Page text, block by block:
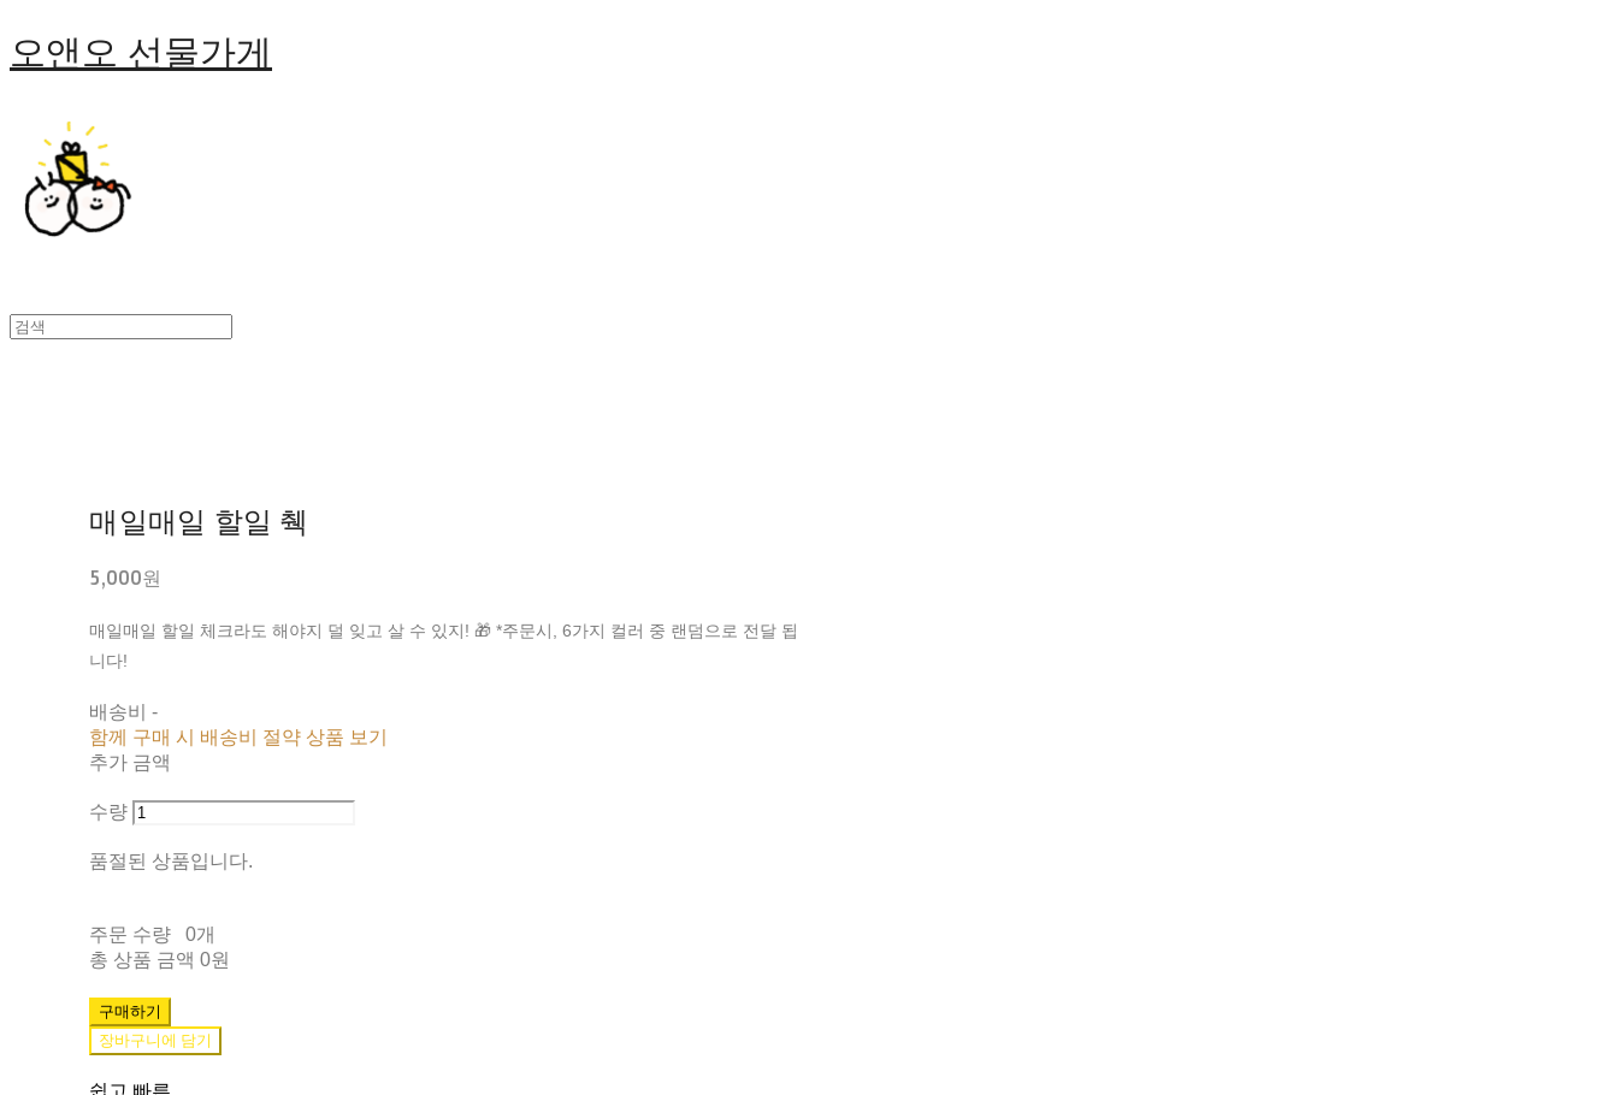
오앤오 선물가게
매일매일 할일 췍
5,000원
매일매일 할일 체크라도 해야지 덜 잊고 살 수 있지! 🎁 *주문시, 6가지 컬러 중 랜덤으로 전달 됩
니다!
배송비-
함께 구매 시 배송비 절약 상품 보기
추가 금액
수량
품절된 상품입니다.
주문 수량
0개
총 상품 금액 0원
구매하기
장바구니에 담기
쉽고 빠른